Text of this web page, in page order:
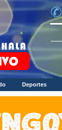
Deportes